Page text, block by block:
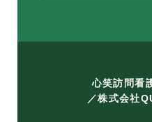
医療ＤＸ推
心笑訪問看
／株式会社